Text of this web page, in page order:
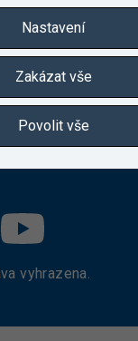
vyhrazena.
Nastavení
Zakázat vše
Povolit vše